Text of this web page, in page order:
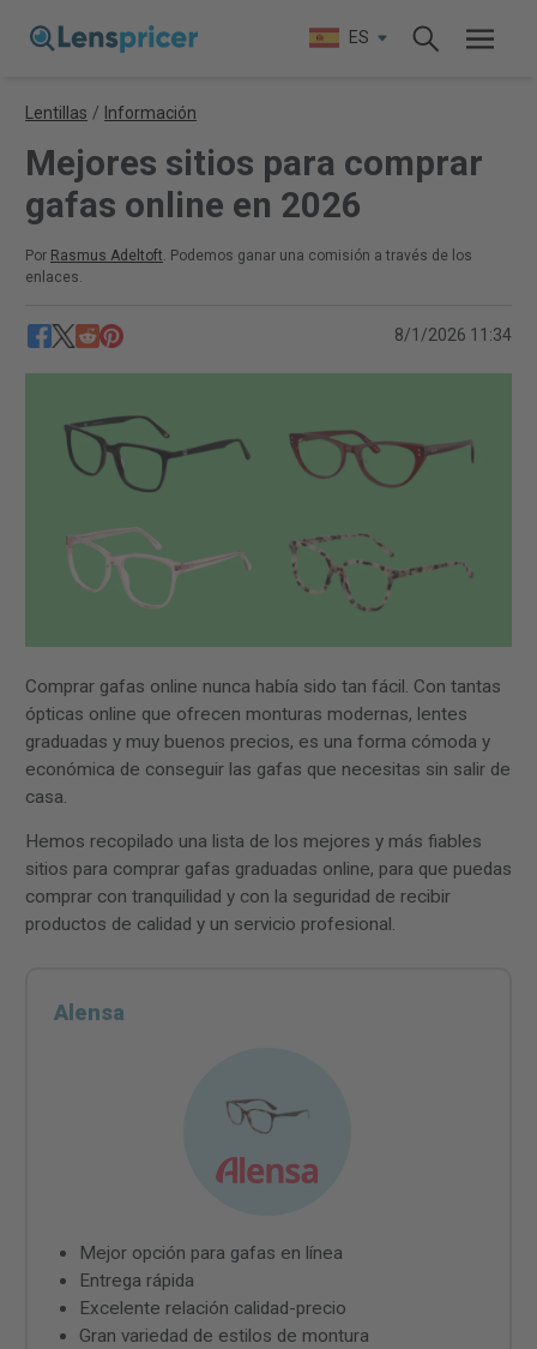
ES
Lentillas / Información
Mejores sitios para comprar
gafas online en 2026
Por Rasmus Adeltoft. Podemos ganar una comisión a través de los
enlaces.
8/1/2026 11:34
Comprar gafas online nunca había sido tan fácil. Con tantas
ópticas online que ofrecen monturas modernas, lentes
graduadas y muy buenos precios, es una forma cómoda y
económica de conseguir las gafas que necesitas sin salir de
casa.
Hemos recopilado una lista de los mejores y más fiables
sitios para comprar gafas graduadas online, para que puedas
comprar con tranquilidad y con la seguridad de recibir
productos de calidad y un servicio profesional.
Alensa
Mejor opción para gafas en línea
Entrega rápida
Excelente relación calidad-precio
Gran variedad de estilos de montura